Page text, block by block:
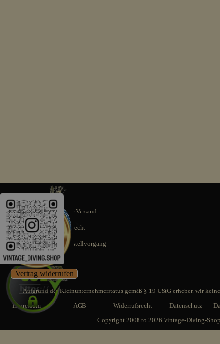
Schnellstmöglicher Versand
14 Tage Rückgaberecht
SSL gesicherter Bestellvorgang
Vertrag widerrufen
Aufgrund des Kleinunternehmerstatus gemäß § 19 UStG erheben wir
Impressum AGB Widerrufsrecht Datenschutz
Copyright 2008 to 2026 Vintage-Diving-